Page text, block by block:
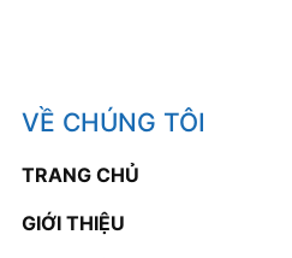
VỀ CHÚNG TÔI
TRANG CHỦ
GIỚI THIỆU